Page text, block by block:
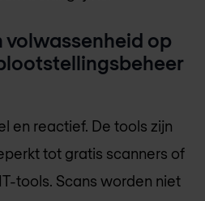
volwassenheid op
en reactief. De tools zijn
tot gratis scanners of
tools. Scans worden niet